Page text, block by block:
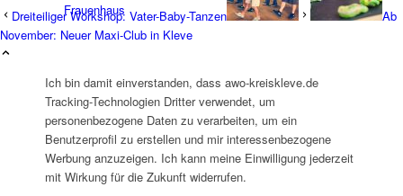
Frauenhaus
Kinder und Jugend
Dreiteiliger Workshop: Vater-Baby-Tanzen
Ab
November: Neuer Maxi-Club in Kleve
Ich bin damit einverstanden, dass awo-kreiskleve.de
Tracking-Technologien Dritter verwendet, um
personenbezogene Daten zu verarbeiten, um ein
Benutzerprofil zu erstellen und mir interessenbezogene
Werbung anzuzeigen. Ich kann meine Einwilligung jederzeit
mit Wirkung für die Zukunft widerrufen.